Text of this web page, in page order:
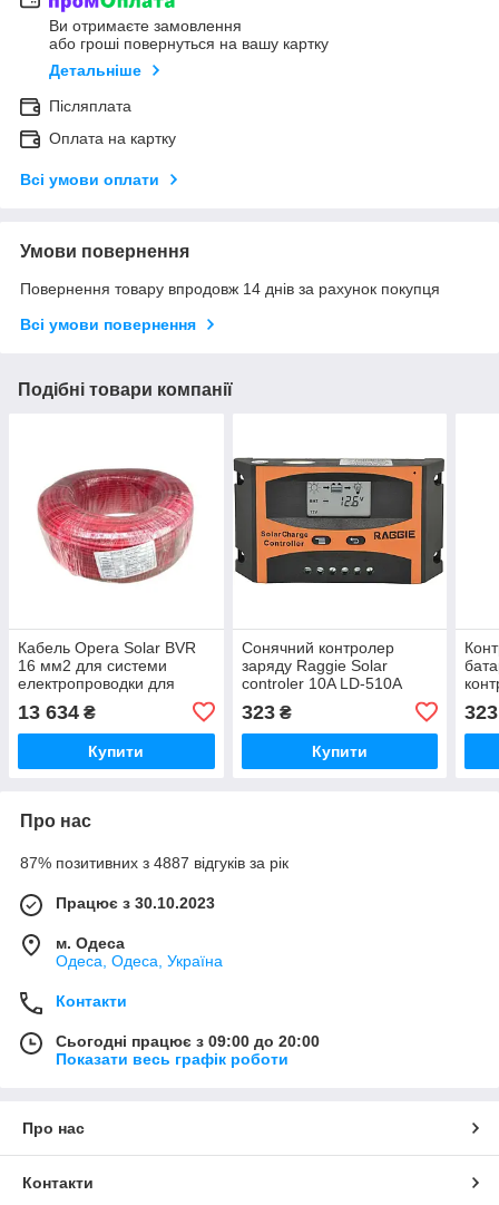
Ви отримаєте замовлення
або гроші повернуться на вашу картку
Детальніше
Післяплата
Оплата на картку
Всі умови оплати
Умови повернення
Повернення товару впродовж 14 днів за рахунок покупця
Всі умови повернення
Подібні товари компанії
Кабель Opera Solar BVR
16 мм2 для системи
електропроводки для
під'єднання акумуляторів
у сонячних панелей iC227
13 634 ₴
Купити
Сонячний контролер
заряду Raggie Solar
controler 10A LD-510A
323₴
Купити
323
Про нас
87% позитивних з 4887 відгуків за рік
Працює з 30.10.2023
м. Одеса
Одеса, Одеса, Україна
Контакти
Сьогодні працює з 09:00 до 20:00
Показати весь графік роботи
Про нас
Контакти